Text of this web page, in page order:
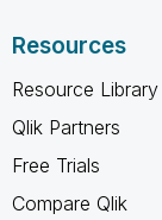
Resources
Resource Library
Qlik Partners
Free Trials
Compare Qlik